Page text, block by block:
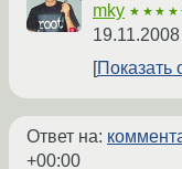
mky
Показать
Ответ на:
+00:00